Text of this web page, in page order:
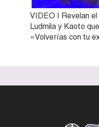
VIDEO | Revelan
Ludmila y Kaoto
«Volverías con tu